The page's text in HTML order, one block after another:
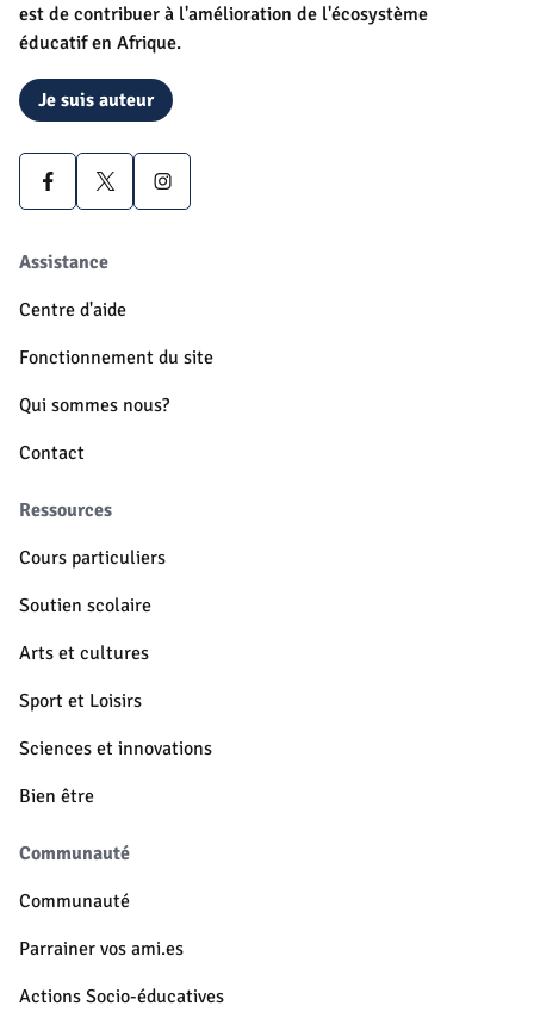
est de contribuer à l'amélioration de l'écosystème
éducatif en Afrique.
Je suis auteur
Assistance
Centre d'aide
Fonctionnement du site
Qui sommes nous?
Contact
Ressources
Cours particuliers
Soutien scolaire
Arts et cultures
Sport et Loisirs
Sciences et innovations
Bien être
Communauté
Communauté
Parrainer vos ami.es
Actions Socio-éducatives